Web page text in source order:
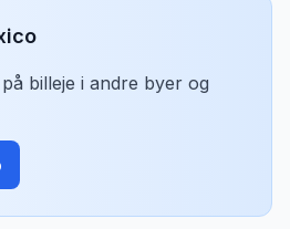
billeje i andre byer og